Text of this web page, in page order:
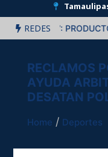
REDES
PRODUCTORES
RECLAMOS
AYUDA
DESATAN
Home Deportes